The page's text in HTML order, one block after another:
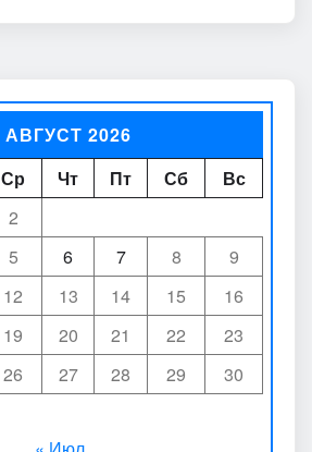
АВГУСТ 2026
Ср Чт Пт Сб
Вс
2
5 6 7 8
9
12 13 14 15
16
19 20 21 22
23
26 27 28 29
30